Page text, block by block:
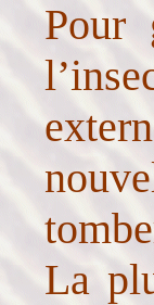
Pour
La